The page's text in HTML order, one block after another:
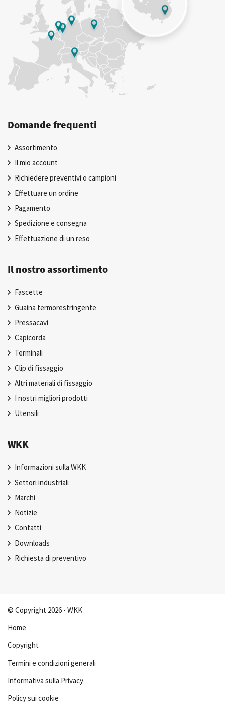
Domande frequenti
Assortimento
Il mio account
Richiedere preventivi o campioni
Effettuare un ordine
Pagamento
Spedizione e consegna
Effettuazione di un reso
Il nostro assortimento
Fascette
Guaina termorestringente
Pressacavi
Capicorda
Terminali
Clip di fissaggio
Altri materiali di fissaggio
I nostri migliori prodotti
Utensili
WKK
Informazioni sulla WKK
Settori industriali
Marchi
Notizie
Contatti
Downloads
Richiesta di preventivo
© Copyright 2026 - WKK
Home
Copyright
Termini e condizioni generali
Informativa sulla Privacy
Policy sui cookie